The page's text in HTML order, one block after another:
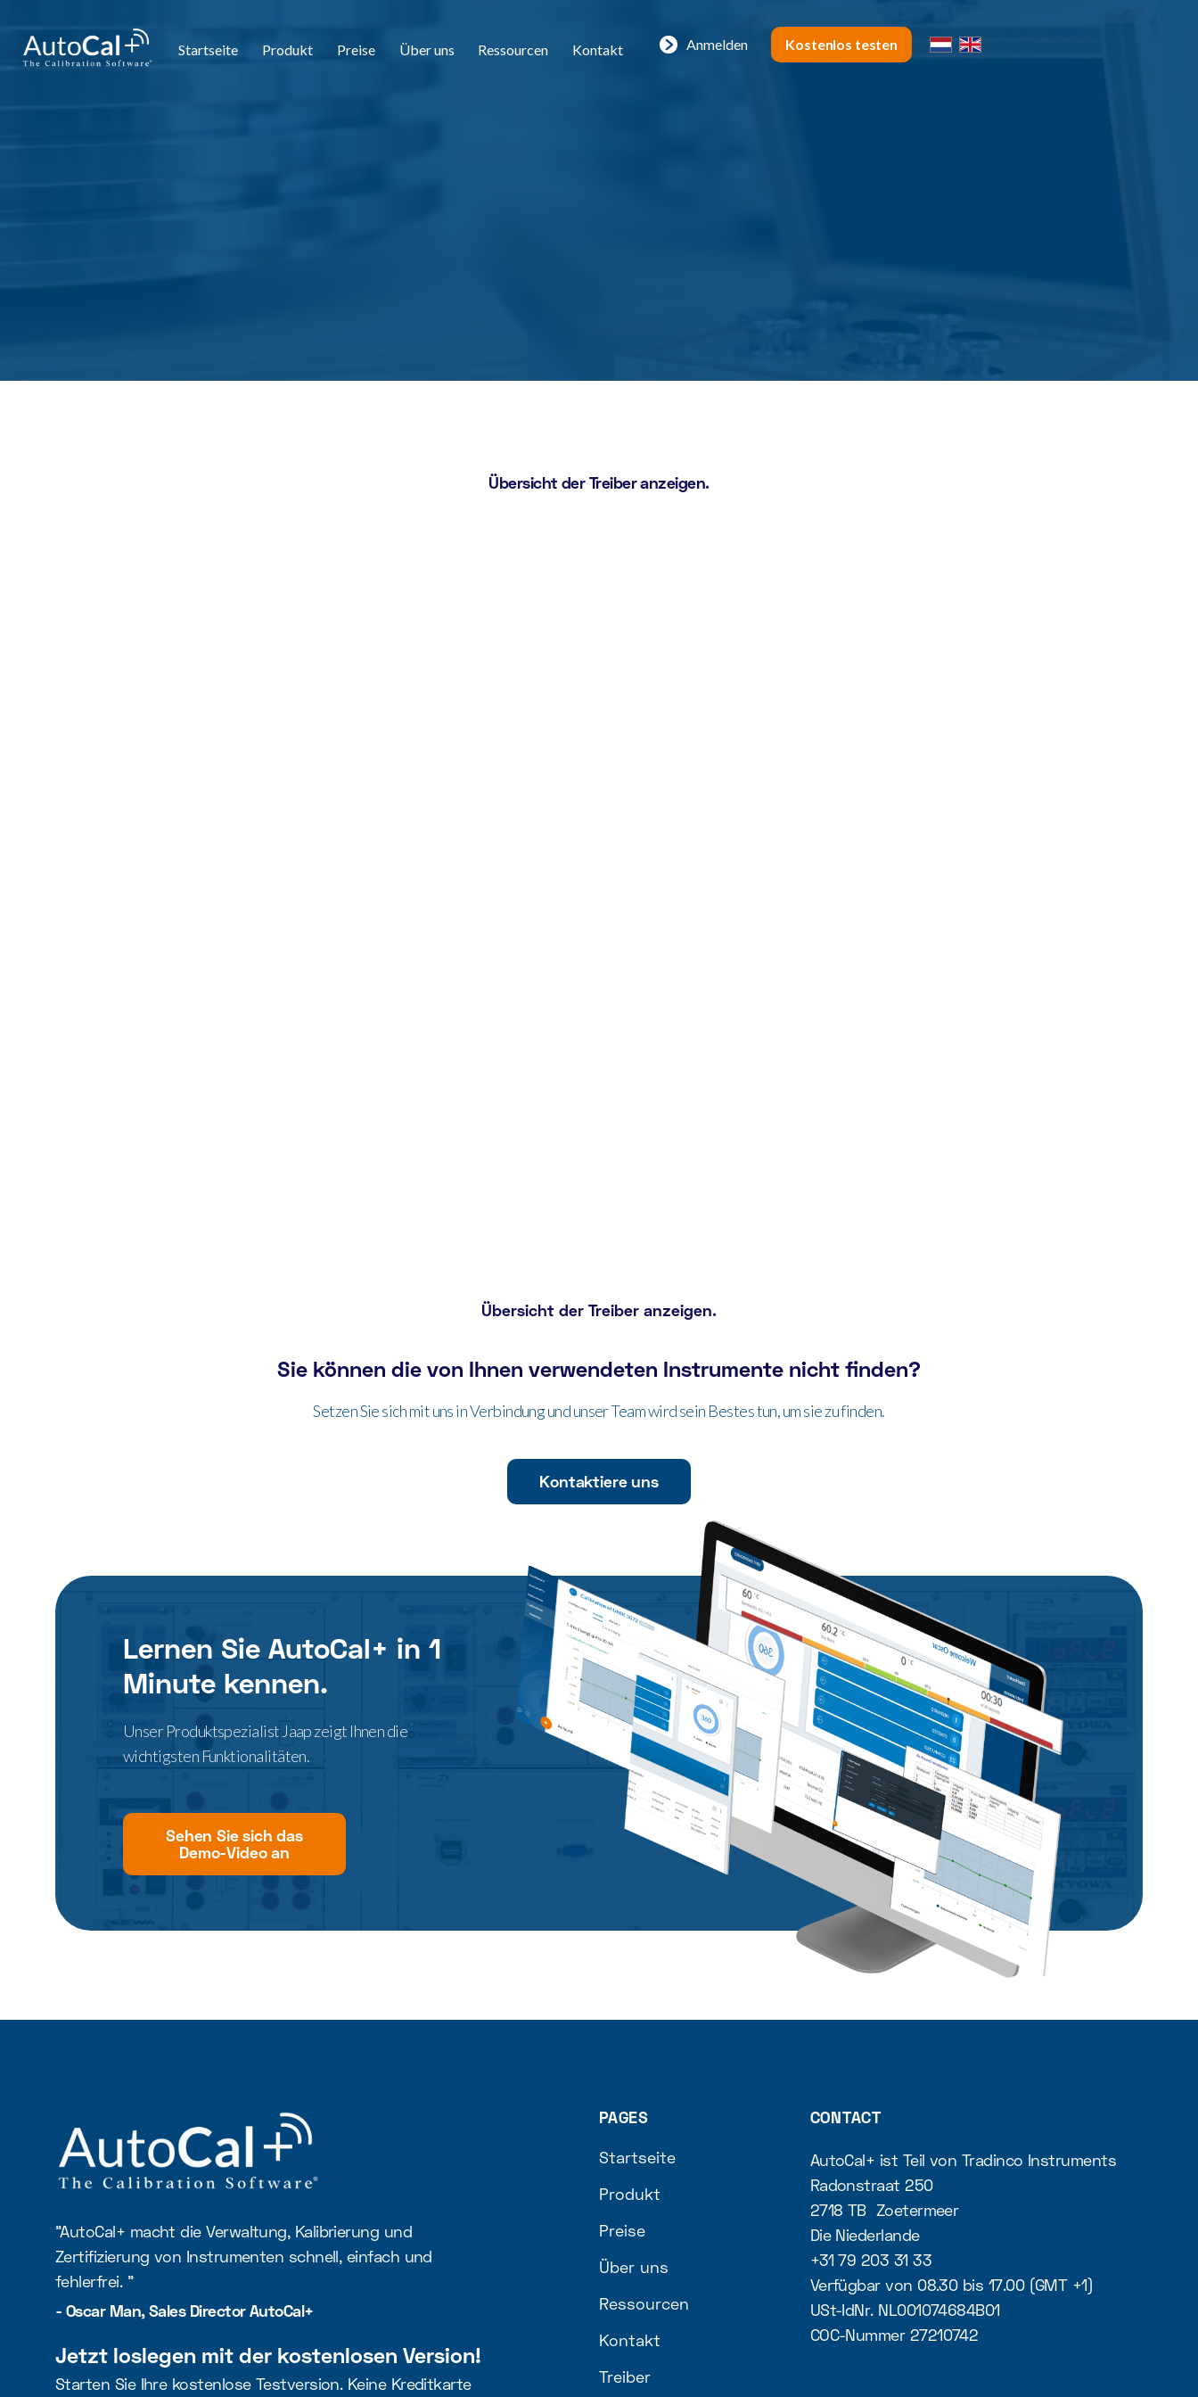
Startseite Produkt Preise Über uns Ressourcen Kontakt Anmelden Kostenlos testen
Übersicht der Treiber anzeigen.
Übersicht der Treiber anzeigen.
Sie können die von Ihnen verwendeten Instrumente nicht finden?
Setzen Sie sich mit uns in Verbindung und unser Team wird sein Bestes tun, um sie zu finden.
Kontaktiere uns
Lernen Sie AutoCal+ in 1
Minute kennen.
Unser Produktspezialist Jaap zeigt Ihnen die
wichtigsten Funktionalitäten.
Sehen Sie sich das
Demo-Video an
"AutoCal+ macht die Verwaltung, Kalibrierung und
Zertifizierung von Instrumenten schnell, einfach und
fehlerfrei. "
- Oscar Man, Sales Director AutoCal+
Jetzt loslegen mit der kostenlosen Version!
Starten Sie Ihre kostenlose Testversion. Keine Kreditkarte
PAGES
Startseite
Produkt
Preise
Über uns
Ressourcen
Kontakt
Treiber
CONTACT
AutoCal+ ist Teil von Tradinco Instruments
Radonstraat 250
2718 TB Zoetermeer
Die Niederlande
+31 79 203 31 33
Verfügbar von 08.30 bis 17.00 (GMT +1)
USt-IdNr. NL001074684B01
COC-Nummer 27210742